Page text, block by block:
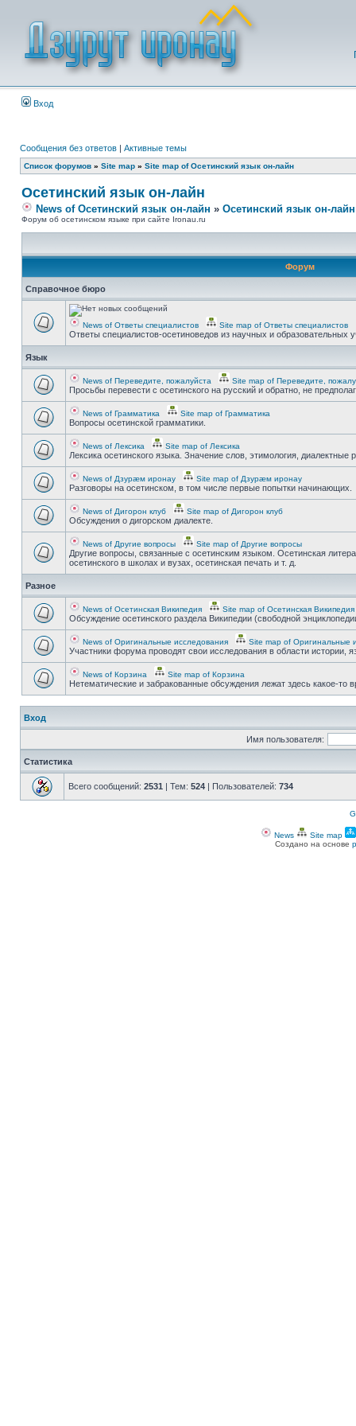
Вход
Сообщения без ответов | Активные темы
Список форумов » Site map » Site map of Осетинский язык он-лайн
Осетинский язык он-лайн
News of Осетинский язык он-лайн » Осетинский язык он-лайн
Форум об осетинском языке при сайте Ironau.ru
Форум
Справочное бюро
News of Ответы специалистов Site map of Ответы специалистов
Ответы специалистов-осетиноведов из научных и
Язык
News of Переведите, пожалуйста Site map of Переведите,
Просьбы перевести с осетинского на русский и обратно, не
News of Грамматика Site map of Грамматика
Вопросы осетинской грамматики.
News of Лексика Site map of Лексика
Лексика осетинского языка. Значение слов, этимология, диалектные
News of Дзурæм иронау Site map of Дзурæм иронау
Разговоры на осетинском, в том числе первые попытки начинающих.
News of Дигорон клуб Site map of Дигорон клуб
Обсуждения о дигорском диалекте.
News of Другие вопросы Site map of Другие вопросы
Другие вопросы, связанные с осетинским языком. Осетинская
осетинского в школах и вузах, осетинская печать и т. д.
Разное
News of Осетинская Википедия Site map of Осетинская Википедия
Обсуждение осетинского раздела Википедии (свободной
News of Оригинальные исследования Site map of Оригинальные
Участники форума проводят свои исследования в области истории,
News of Корзина Site map of Корзина
Нетематические и забракованные обсуждения лежат здесь какое-то
Вход
Имя пользователя:
Статистика
Всего сообщений: 2531 | Тем: 524 | Пользователей: 734
News Site map
Создано на основе